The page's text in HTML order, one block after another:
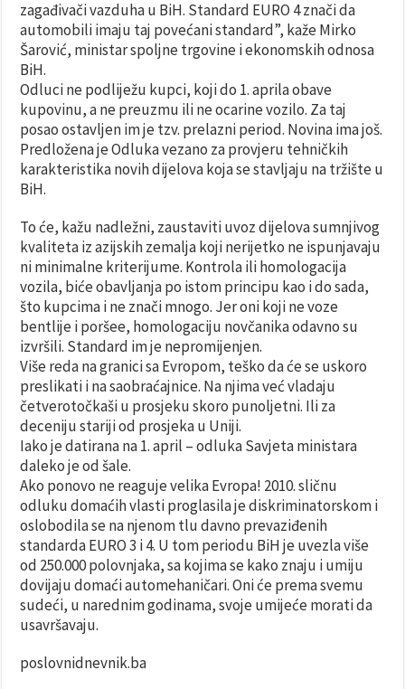
zagađivači vazduha u BiH. Standard EURO 4 znači da
automobili imaju taj povećani standard”, kaže Mirko
Šarović, ministar spoljne trgovine i ekonomskih odnosa
BiH.
Odluci ne podliježu kupci, koji do 1. aprila obave
kupovinu, a ne preuzmu ili ne ocarine vozilo. Za taj
posao ostavljen im je tzv. prelazni period. Novina ima još.
Predložena je Odluka vezano za provjeru tehničkih
karakteristika novih dijelova koja se stavljaju na tržište u
BiH.
To će, kažu nadležni, zaustaviti uvoz dijelova sumnjivog
kvaliteta iz azijskih zemalja koji nerijetko ne ispunjavaju
ni minimalne kriterijume. Kontrola ili homologacija
vozila, biće obavljanja po istom principu kao i do sada,
što kupcima i ne znači mnogo. Јer oni koji ne voze
bentlije i poršee, homologaciju novčanika odavno su
izvršili. Standard im je nepromijenjen.
Više reda na granici sa Evropom, teško da će se uskoro
preslikati i na saobraćajnice. Na njima već vladaju
četverotočkaši u prosjeku skoro punoljetni. Ili za
deceniju stariji od prosjeka u Uniji.
Iako je datirana na 1. april – odluka Savjeta ministara
daleko je od šale.
Ako ponovo ne reaguje velika Evropa! 2010. sličnu
odluku domaćih vlasti proglasila je diskriminatorskom i
oslobodila se na njenom tlu davno prevaziđenih
standarda EURO 3 i 4. U tom periodu BiH je uvezla više
od 250.000 polovnjaka, sa kojima se kako znaju i umiju
dovijaju domaći automehaničari. Oni će prema svemu
sudeći, u narednim godinama, svoje umijeće morati da
usavršavaju.
poslovnidnevnik.ba